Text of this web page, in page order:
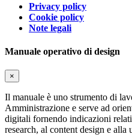
Privacy policy
Cookie policy
Note legali
Manuale operativo di design
×
Il manuale è uno strumento di
Amministrazione e serve ad
digitali fornendo indicazioni
research, al content design e alla